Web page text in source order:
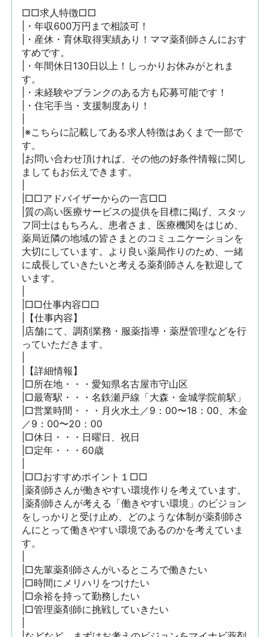
□□求人特徴□□
|・年収600万円まで相談可！
|・産休・育休取得実績あり！ママ薬剤師さんにおす
すめです。
|・年間休日130日以上！しっかりお休みがとれま
す。
|・未経験やブランクのある方も応募可能です！
|・住宅手当・支援制度あり！
|※こちらに記載してある求人特徴はあくまで一部で
す。
|お問い合わせ頂ければ、その他の好条件情報に関し
ましてもお伝えできます。
|□□アドバイザーからの一言□□
|質の高い医療サービスの提供を目標に掲げ、スタッ
フ同士はもちろん、患者さま、医療機関をはじめ、
薬局近隣の地域の皆さまとのコミュニケーションを
大切にしています。より良い薬局作りのため、一緒
に成長していきたいと考える薬剤師さんを歓迎して
います。
|□□仕事内容□□
|【仕事内容】
|店舗にて、調剤業務・服薬指導・薬歴管理などを行
っていただきます。
|【詳細情報】
|□所在地・・・愛知県名古屋市守山区
|□最寄駅・・・名鉄瀬戸線「大森・金城学院前駅」
|□営業時間・・・月火水土／9：00〜18：00、木金
／9：00〜20：00
|□休日・・・日曜日、祝日
|□定年・・・60歳
|□□おすすめポイント１□□
|薬剤師さんが働きやすい環境作りを考えています。
|薬剤師さんが考える「働きやすい環境」のビジョン
をしっかりと受け止め、どのような体制が薬剤師さ
んにとって働きやすい環境であるのかを考えていま
す。
|□先輩薬剤師さんがいるところで働きたい
|□時間にメリハリをつけたい
|□余裕を持って勤務したい
|□管理薬剤師に挑戦していきたい